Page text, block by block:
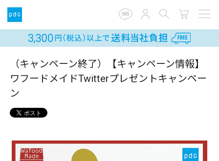
（キャンペーン終了）【キャンペーン情報】
ワフードメイドTwitterプレゼントキャンペー
ン